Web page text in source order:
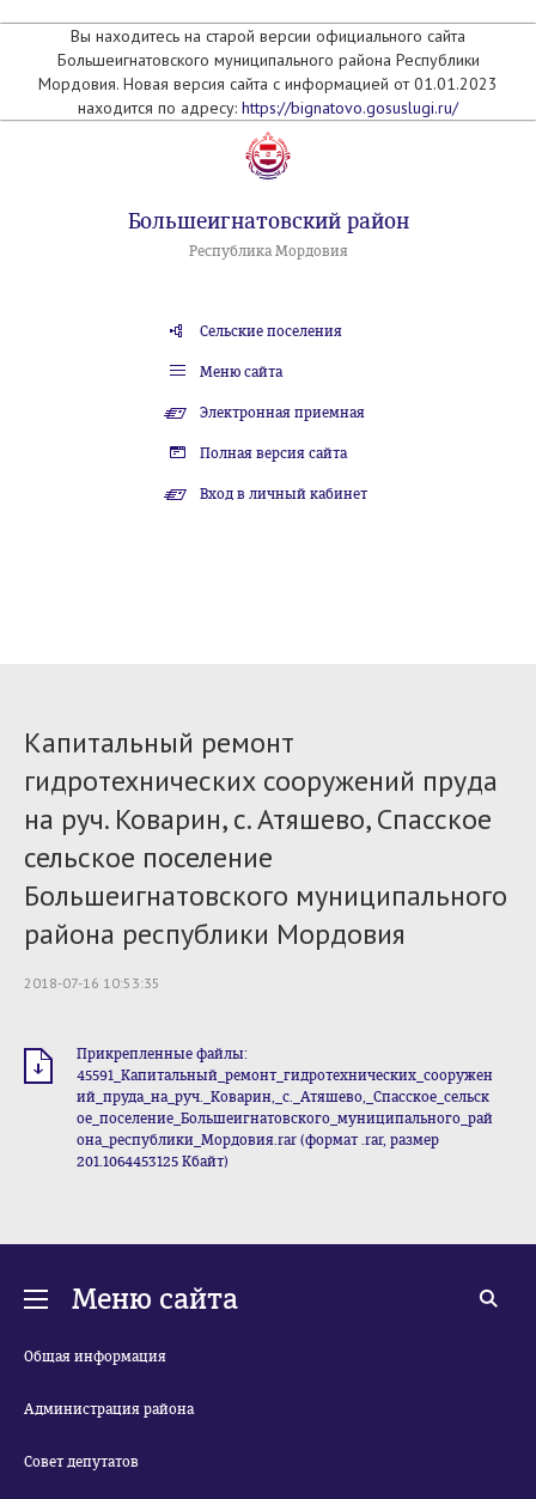
Вы находитесь на старой версии официального сайта
Большеигнатовского муниципального района Республики
Мордовия. Новая версия сайта с информацией от 01.01.2023
находится по адресу: https://bignatovo.gosuslugi.ru/
Большеигнатовский район
Республика Мордовия
Сельские поселения
Меню сайта
Электронная приемная
Полная версия сайта
Вход в личный кабинет
Капитальный ремонт
гидротехнических сооружений пруда
на руч. Коварин, с. Атяшево, Спасское
сельское поселение
Большеигнатовского муниципального
района республики Мордовия
2018-07-16 10:53:35
Прикрепленные файлы:
45591_Капитальный_ремонт_гидротехнических_сооружен
ий_пруда_на_руч._Коварин,_с._Атяшево,_Спасское_сельск
ое_поселение_Большеигнатовского_муниципального_рай
она_республики_Мордовия.rar (формат .rar, размер
201.1064453125 Кбайт)
Меню сайта
Общая информация
Администрация района
Совет депутатов